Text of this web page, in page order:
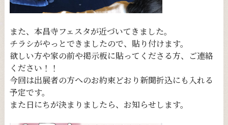
また、本昌寺フェスタが近づいてきました。
チラシがやっとできましたので、貼り付けます。
欲しい方や家の前や掲示板に貼ってくださる方、ご連絡
ください！！
今回は出展者の方へのお約束どおり新聞折込にも入れる
予定です。
また日にちが決まりましたら、お知らせします。